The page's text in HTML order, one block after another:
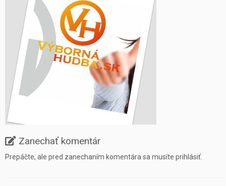
Zanechať komentár
Prepáčte, ale pred zanechaním komentára sa musíte prihlásiť